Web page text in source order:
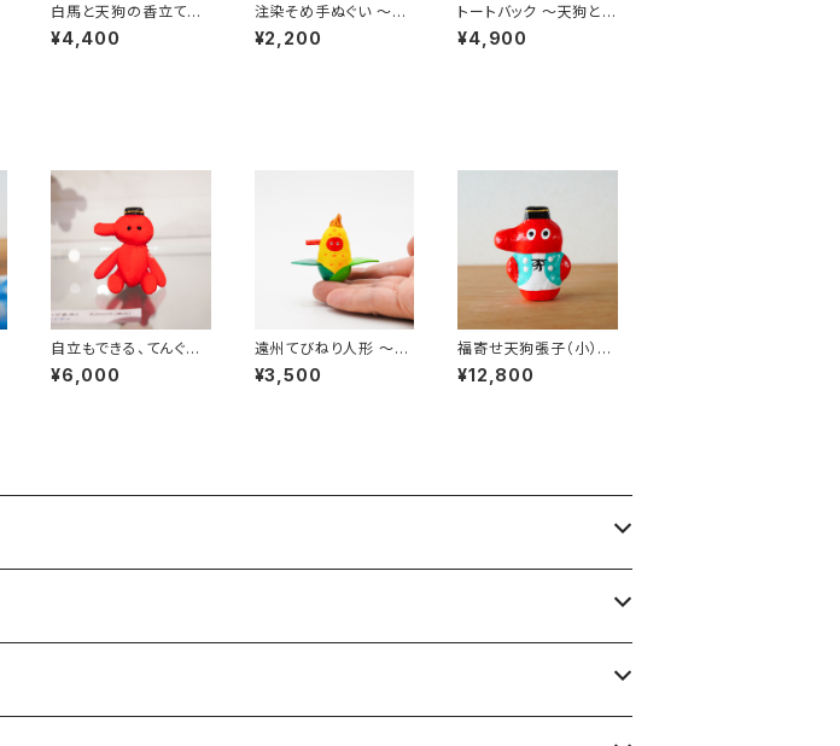
白馬と天狗の香立て
（真鍮製・約縦1.5cm×
横2.2cm）
¥4,400
注染そめ手ぬぐい 〜白
馬と天狗〜 (36×90c
m)
¥2,200
トートバック 〜天狗と白
馬〜（かばん部分 高さ
約39cm）
¥4,900
自立もできる、てんぐる
み (高さ約10cm)
¥6,000
遠州てびねり人形 〜と
うもろこし〜 ｜高さ約5
cm
¥3,500
福寄せ天狗張子（小）｜
高さ約10cm
¥12,800